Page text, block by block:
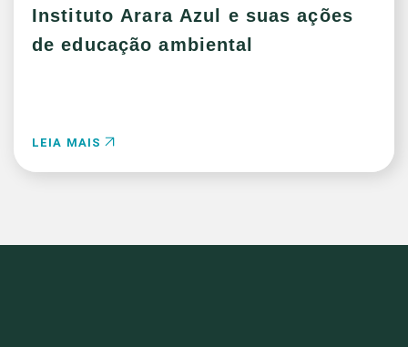
Instituto Arara Azul e suas ações
de educação ambiental
LEIA MAIS